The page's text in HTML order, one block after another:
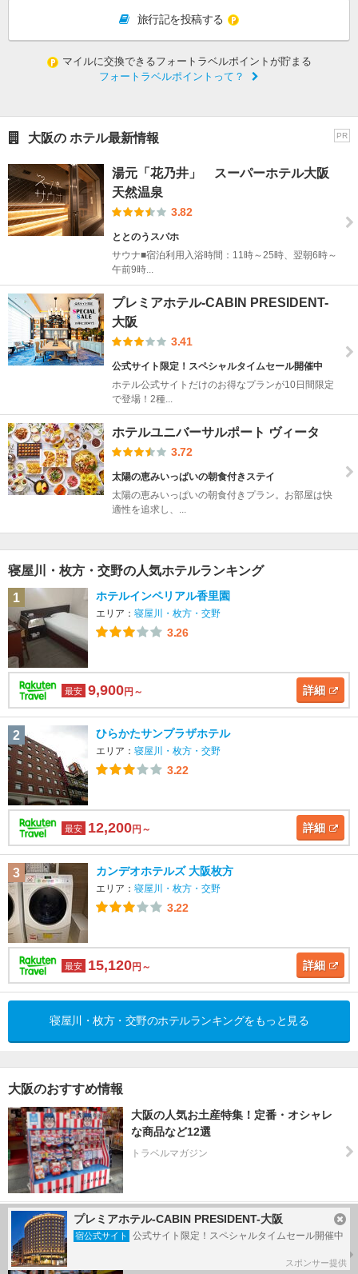
旅行記を投稿する
マイルに交換できるフォートラベルポイントが貯まる
フォートラベルポイントって？
PR
大阪の ホテル最新情報
湯元「花乃井」 スーパーホテル大阪
天然温泉
3.82
ととのうスパホ
サウナ■宿泊利用入浴時間：11時～25時、翌朝6時～
午前9時...
プレミアホテル-CABIN PRESIDENT-
大阪
3.41
公式サイト限定！スペシャルタイムセール開催中
ホテル公式サイトだけのお得なプランが10日間限定
で登場！2種...
ホテルユニバーサルポート ヴィータ
3.72
太陽の恵みいっぱいの朝食付きステイ
太陽の恵みいっぱいの朝食付きプラン。お部屋は快
適性を追求し、...
寝屋川・枚方・交野の人気ホテルランキング
1
ホテルインペリアル香里園
エリア： 寝屋川・枚方・交野
3.26
最安 9,900円～ 詳細
2 ひらかたサンプラザホテル
エリア： 寝屋川・枚方・交野
3.22
最安 12,200円～ 詳細
3 カンデオホテルズ 大阪枚方
エリア： 寝屋川・枚方・交野
3.22
最安 15,120円～ 詳細
寝屋川・枚方・交野のホテルランキングをもっと見る
大阪のおすすめ情報
大阪の人気お土産特集！定番・オシャレ
な商品など12選
トラベルマガジン
やっぱ好っきゃねん♪楽しい・おいしい大
阪のおすすめ観光スポット20選
プレミアホテル-CABIN PRESIDENT-大阪
宿公式サイト 公式サイト限定！スペシャルタイムセール開催中
スポンサー提供